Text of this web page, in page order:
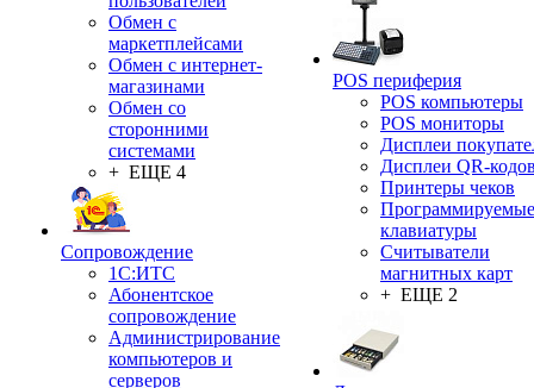
Обмен с
маркетплейсами
Обмен с интернет-
магазинами
Обмен со
сторонними
системами
+ ЕЩЕ 4
Сопровождение
1C:ИТС
Абонентское
сопровождение
Администрирование
компьютеров и
серверов
POS периферия
POS компьютеры
POS мониторы
Дисплеи
Дисплеи QR-
Принтеры чеков
Программируемые
клавиатуры
Считыватели
магнитных карт
+ ЕЩЕ 2